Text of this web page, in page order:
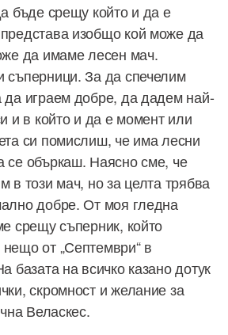
бъде срещу който и да е
изобщо кой може да
да имаме лесен мач.
съперници. За да спечелим
играем добре, да дадем най-
и в който и да е момент или
си помислиш, че има лесни
объркаш. Наясно сме, че
в този мач, но за целта трябва
добре. От моя гледна
срещу съперник, който
от „Септември“ в
базата на всичко казано дотук
скромност и желание за
Веласкес.